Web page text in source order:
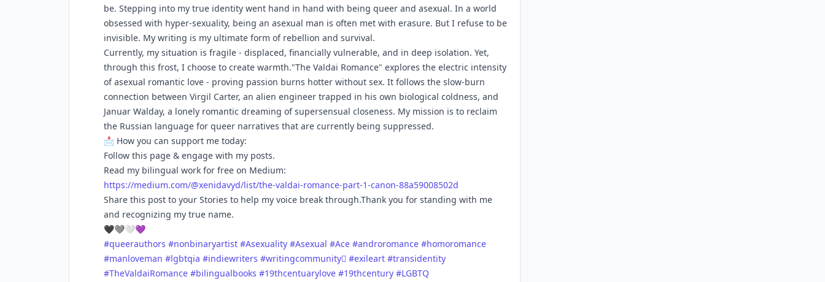
be. Stepping into my true identity went hand in hand with being queer and asexual. In a world
obsessed with hyper-sexuality, being an asexual man is often met with erasure. But I refuse to be
invisible. My writing is my ultimate form of rebellion and survival.
Currently, my situation is fragile - displaced, financially vulnerable, and in deep isolation. Yet,
through this frost, I choose to create warmth."The Valdai Romance" explores the electric intensity
of asexual romantic love - proving passion burns hotter without sex. It follows the slow-burn
connection between Virgil Carter, an alien engineer trapped in his own biological coldness, and
Januar Walday, a lonely romantic dreaming of supersensual closeness. My mission is to reclaim
the Russian language for queer narratives that are currently being suppressed.
📩 How you can support me today:
Follow this page & engage with my posts.
Read my bilingual work for free on Medium:
https://medium.com/@xenidavyd/list/the-valdai-romance-part-1-canon-88a59008502d
Share this post to your Stories to help my voice break through.Thank you for standing with me
and recognizing my true name.
🖤🩶🤍💜
#queerauthors #nonbinaryartist #Asexuality #Asexual #Ace #androromance #homoromance
#manloveman #lgbtqia #indiewriters #writingcommunityً #exileart #transidentity
#TheValdaiRomance #bilingualbooks #19thcentuarylove #19thcentury #LGBTQ